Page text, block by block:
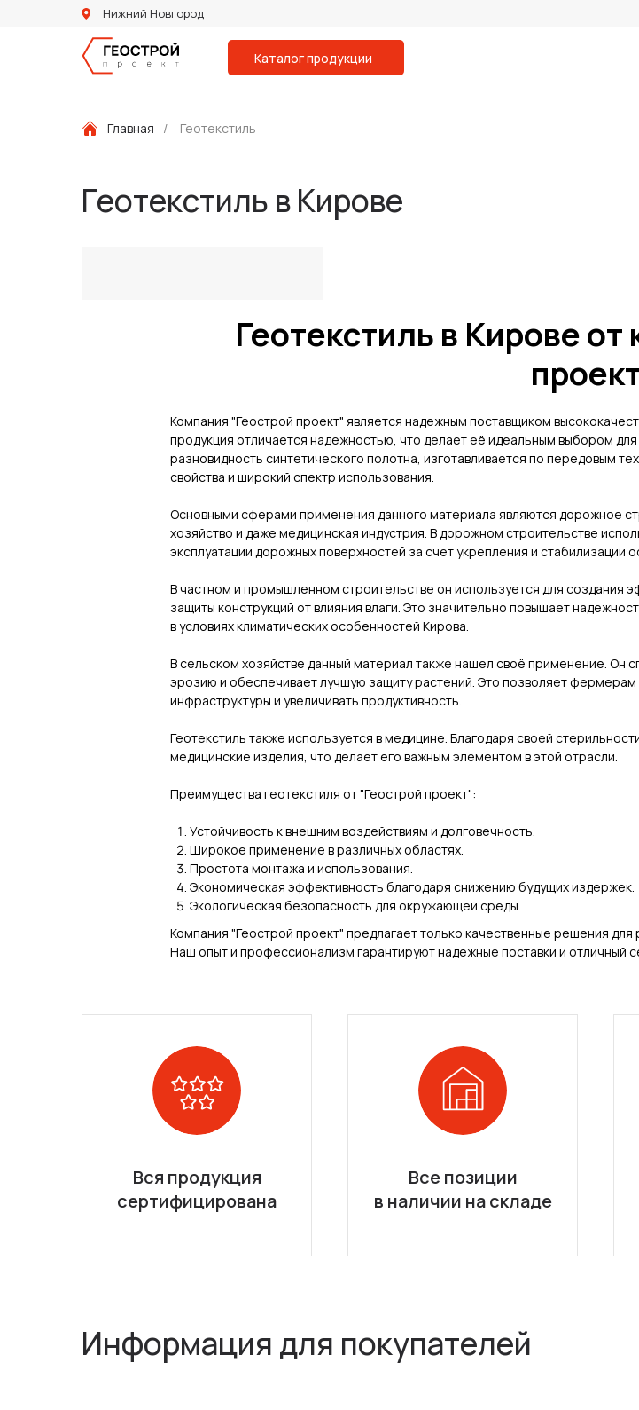
Нижний Новгород
Каталог продукции
Главная / Геотекстиль
Геотекстиль в Кирове
Геотекстиль в Кирове
Компания "Геострой проект" является надежным поставщиком
продукция отличается надежностью, что делает её идеальным выбором
разновидность синтетического полотна, изготавливается по передовым
свойства и широкий спектр использования.
Основными сферами применения данного материала являются дорожное
хозяйство и даже медицинская индустрия. В дорожном строительстве
эксплуатации дорожных поверхностей за счет укрепления и
В частном и промышленном строительстве он используется для создания
защиты конструкций от влияния влаги. Это значительно повышает
в условиях климатических особенностей Кирова.
В сельском хозяйстве данный материал также нашел своё применение. Он
эрозию и обеспечивает лучшую защиту растений. Это позволяет
инфраструктуры и увеличивать продуктивность.
Геотекстиль также используется в медицине. Благодаря своей
медицинские изделия, что делает его важным элементом в этой отрасли.
Преимущества геотекстиля от "Геострой проект":
Устойчивость к внешним воздействиям и долговечность.
Широкое применение в различных областях.
Простота монтажа и использования.
Экономическая эффективность благодаря снижению будущих издержек.
Экологическая безопасность для окружающей среды.
Компания "Геострой проект" предлагает только качественные решения
Наш опыт и профессионализм гарантируют надежные поставки и отличный
Вся продукция
сертифицирована
Все позиции
в наличии на складе
Информация для покупателей